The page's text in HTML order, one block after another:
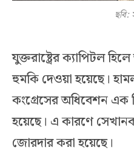
ছবি:
যুক্তরাষ্ট্রের ক্যাপিটল
হুমকি দেওয়া হয়েছে।
কংগ্রেসের অধিবেশন এক
হয়েছে। এ কারণে
জোরদার করা হয়েছে।